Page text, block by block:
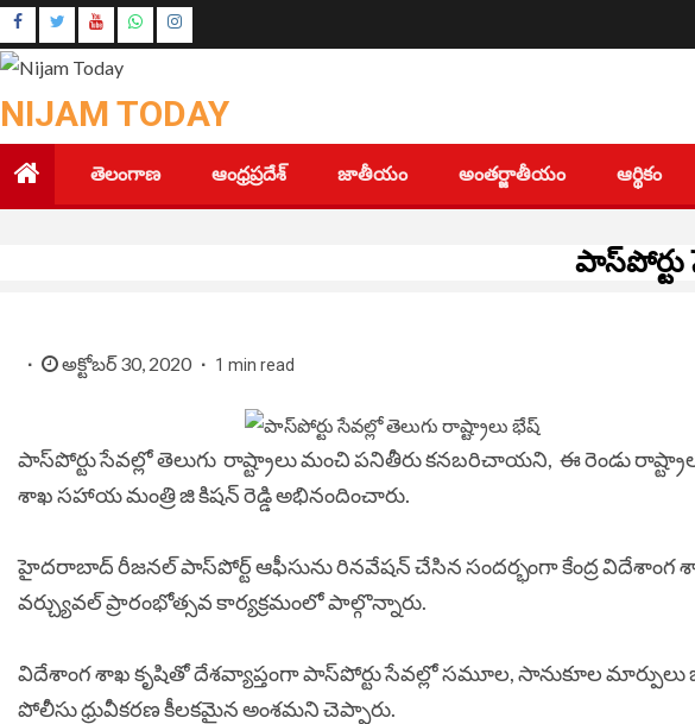
Skip
to
content
Youtube
Instagram
NIJAM TODAY
తెలంగాణ ఆంధ్రప్రదేశ్ జాతీయం అంతర్జాతీయం ఆర్థికం
పాస్‌పోర్టు
అక్టోబర్ 30, 2020 1 min read
పాస్‌పోర్టు సేవల్లో తెలుగు రాష్ట్రాలు మంచి పనితీరు కనబరిచాయని, ఈ రెండు
శాఖ సహాయ మంత్రి జి కిషన్ రెడ్డి అభినందించారు.
హైదరాబాద్ రీజనల్ పాస్‌పోర్ట్ ఆఫీసును రినవేషన్ చేసిన సందర్భంగా కేంద్ర విదేశాంగ
వర్చ్యువల్ ప్రారంభోత్సవ కార్యక్రమంలో పాల్గొన్నారు.
విదేశాంగ శాఖ కృషితో దేశవ్యాప్తంగా పాస్‌పోర్టు సేవల్లో సమూల, సానుకూల
పోలీసు ధ్రువీకరణ కీలకమైన అంశమని చెప్పారు.